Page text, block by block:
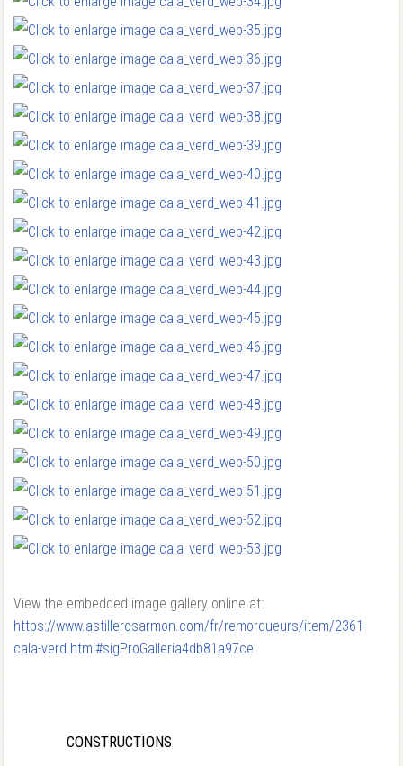
View the embedded image gallery online at:
https://www.astillerosarmon.com/fr/remorqueurs/item/2361-
cala-verd.html#sigProGalleria4db81a97ce
CONSTRUCTIONS